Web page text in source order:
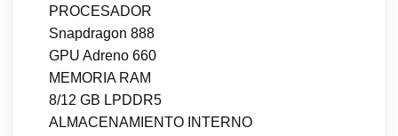
PROCESADOR
Snapdragon 888
GPU Adreno 660
MEMORIA RAM
8/12 GB LPDDR5
ALMACENAMIENTO INTERNO